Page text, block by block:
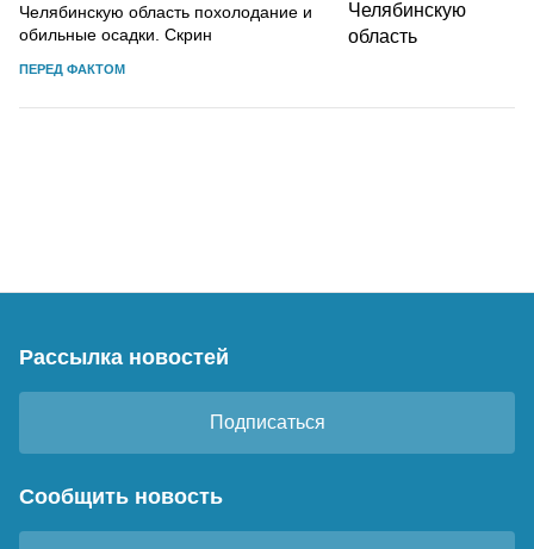
Челябинскую область похолодание и
обильные осадки. Скрин
ПЕРЕД ФАКТОМ
Рассылка новостей
Подписаться
Сообщить новость